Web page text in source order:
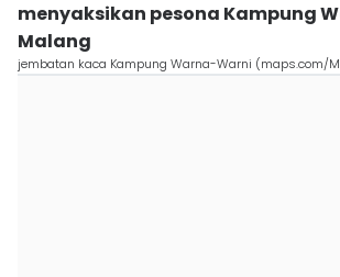
menyaksikan pesona Kampung
Malang
jembatan kaca Kampung Warna-Warni (maps.com/